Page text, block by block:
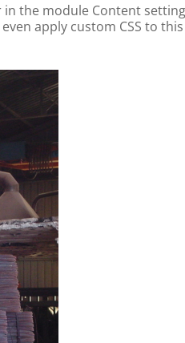
the module Content
apply custom CSS to